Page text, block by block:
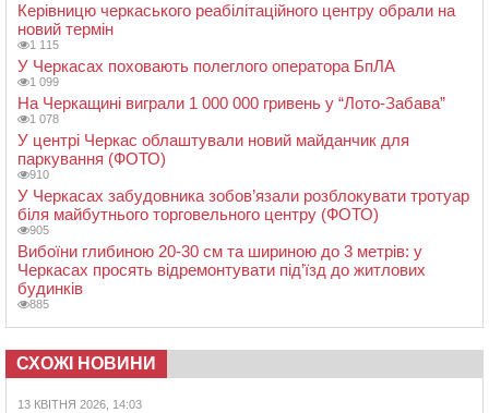
Керівницю черкаського реабілітаційного центру обрали на
новий термін
1 115
У Черкасах поховають полеглого оператора БпЛА
1 099
На Черкащині виграли 1 000 000 гривень у “Лото-Забава”
1 078
У центрі Черкас облаштували новий майданчик для
паркування (ФОТО)
910
У Черкасах забудовника зобов’язали розблокувати тротуар
біля майбутнього торговельного центру (ФОТО)
905
Вибоїни глибиною 20-30 см та шириною до 3 метрів: у
Черкасах просять відремонтувати під’їзд до житлових
будинків
885
СХОЖІ НОВИНИ
13 КВІТНЯ 2026, 14:03